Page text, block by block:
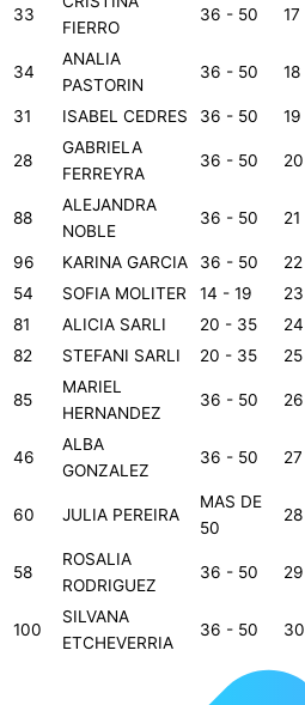
33
FIERRO
36 - 50 17
34
ANALIA
PASTORIN
36 - 50 18
31 ISABEL CEDRES 36 - 50 19
28
GABRIELA
FERREYRA
36 - 50 20
88
ALEJANDRA
NOBLE
36 - 50 21
96 KARINA GARCIA 36 - 50 22
54
SOFIA MOLITER 14 - 19 23
81
ALICIA SARLI 20 - 35 24
82
STEFANI SARLI 20 - 35 25
85
MARIEL
HERNANDEZ
36 - 50 26
46
ALBA
GONZALEZ
36 - 50 27
60 JULIA PEREIRA
MAS DE
50
28
58
ROSALIA
RODRIGUEZ
36 - 50 29
100
SILVANA
ETCHEVERRIA
36 - 50 30